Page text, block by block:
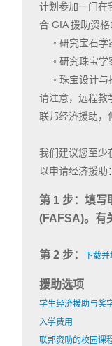
计划参加一门在
合 GIA 援助资格
◦ 研究宝石学
◦ 研究珠宝学
◦ 珠宝设计与
请注意，远程教
联邦经济援助，
我们建议您至少
以申请经济援助：
第 1 步：填写
(FAFSA)。有
第 2 步： 下载
援助选项
学生经济援助与奖
入学费用
联邦资助的校园课